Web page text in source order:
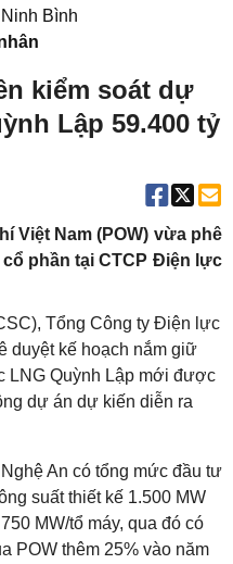
Ninh Bình
kiểm soát dự
Lập 59.400 tỷ
Việt Nam (POW) vừa phê
phần tại CTCP Điện lực
Tổng Công ty Điện lực
duyệt kế hoạch nắm giữ
LNG Quỳnh Lập mới được
dự án dự kiến diễn ra
An có tổng mức đầu tư
suất thiết kế 1.500 MW
MW/tổ máy, qua đó có
POW thêm 25% vào năm